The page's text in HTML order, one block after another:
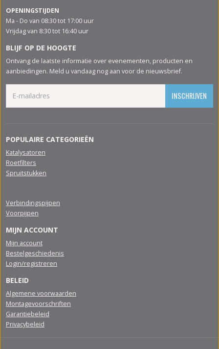
OPENINGSTIJDEN
Ma - Do van 08:30 tot 17:00 uur
Vrijdag van 8:30 tot 16:40 uur
BLIJF OP DE HOOGTE
Ontvang de laatste informatie over evenementen, producten en
aanbiedingen. Meld u vandaag nog aan voor de nieuwsbrief.
INSCHRIJVEN
POPULAIRE CATEGORIEËN
Katalysatoren
Roetfilters
Spruitstukken
Verbindingspijpen
Voorpijpen
MIJN ACCOUNT
Mijn account
Bestelgeschiedenis
Login/registreren
BELEID
Algemene voorwaarden
Montagevoorschriften
Garantiebeleid
Privacybeleid